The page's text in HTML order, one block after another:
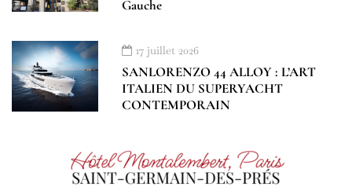
Gauche
17 juillet 2026
SANLORENZO 44 ALLOY : L’ART
ITALIEN DU SUPERYACHT
CONTEMPORAIN